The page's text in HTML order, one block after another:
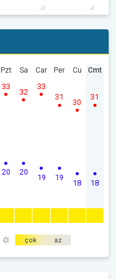
Pzt
20
33
Sa
20
32
Car
19
33
Per
19
31
Cu
18
30
Cmt
18
31
çok az